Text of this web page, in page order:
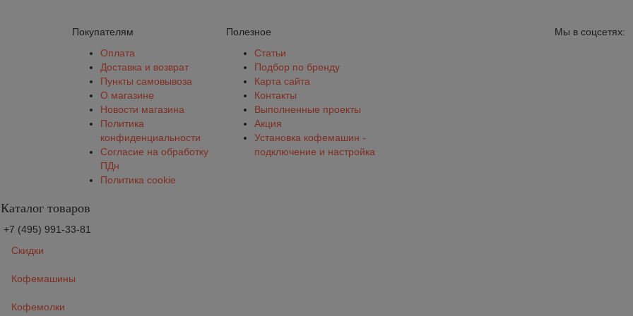
Покупателям
Оплата
Доставка и возврат
Пункты самовывоза
О магазине
Новости магазина
Политика
конфиденциальности
Согласие на обработку
ПДн
Политика cookie
Полезное
Статьи
Подбор по бренду
Карта сайта
Контакты
Выполненные проекты
Акция
Установка кофемашин -
подключение и настройка
Мы в соцсетях:
Каталог товаров
+7 (495) 991-33-81
Скидки
Кофемашины
Кофемолки